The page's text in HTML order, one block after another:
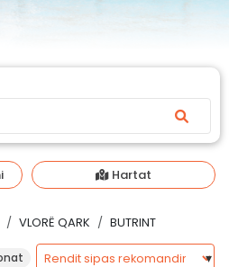
Hartat
VLORË QARK BUTRINT